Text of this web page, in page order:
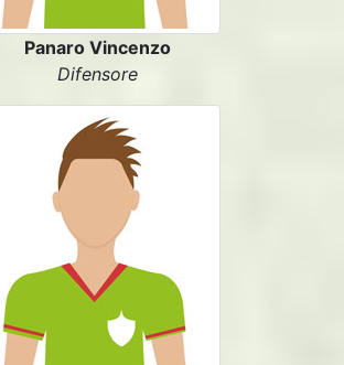
Panaro Vincenzo
Difensore